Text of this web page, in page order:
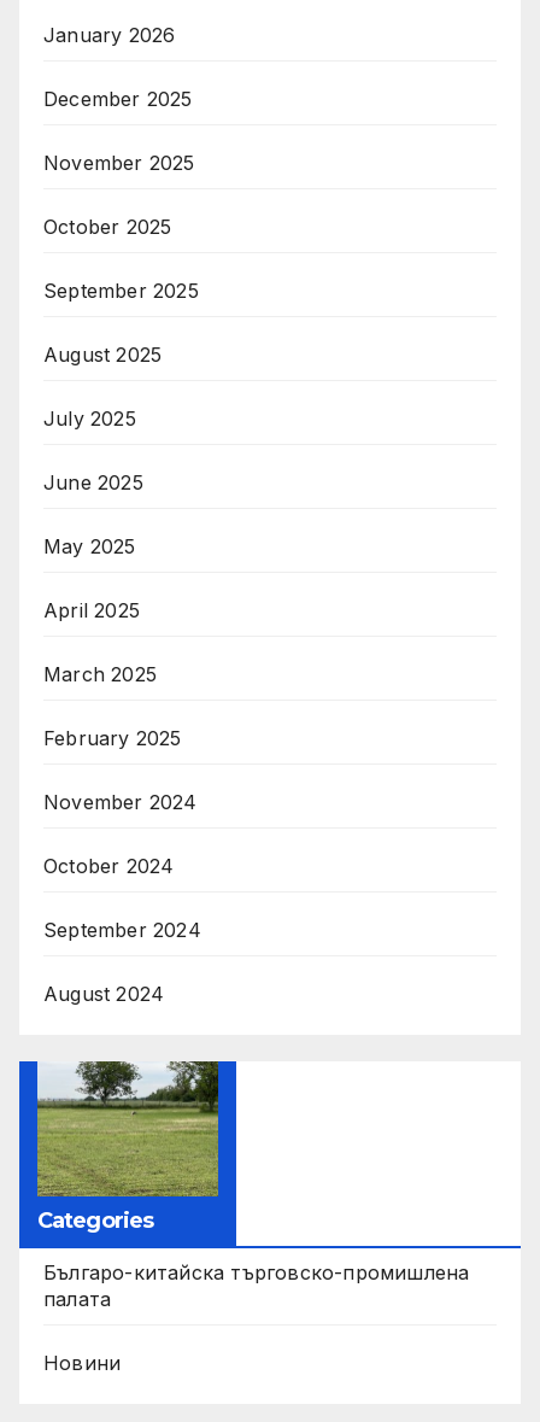
January 2026
December 2025
November 2025
October 2025
September 2025
August 2025
July 2025
June 2025
May 2025
April 2025
March 2025
February 2025
November 2024
October 2024
September 2024
August 2024
Categories
Българо-китайска търговско-промишлена
палата
Новини